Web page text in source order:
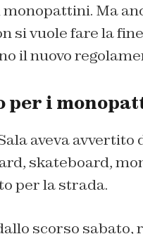
Ma
si vuole fare la
il nuovo
per i
aveva avvertito
skateboard,
per la strada.
scorso sabato,